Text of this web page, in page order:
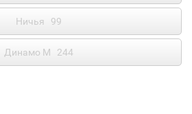
Ничья 99
Динамо М 244